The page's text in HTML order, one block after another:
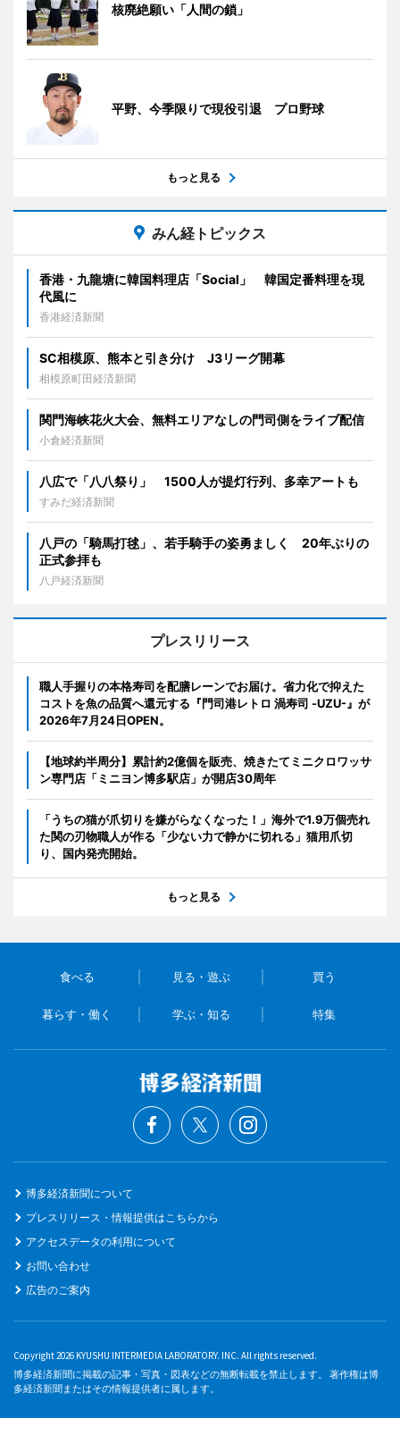
核廃絶願い「人間の鎖」
平野、今季限りで現役引退 プロ野球
もっと見る
みん経トピックス
香港・九龍塘に韓国料理店「Social」 韓国定番料理を現
代風に
香港経済新聞
SC相模原、熊本と引き分け J3リーグ開幕
相模原町田経済新聞
関門海峡花火大会、無料エリアなしの門司側をライブ配信
小倉経済新聞
八広で「八八祭り」 1500人が提灯行列、多幸アートも
すみだ経済新聞
八戸の「騎馬打毬」、若手騎手の姿勇ましく 20年ぶりの
正式参拝も
八戸経済新聞
プレスリリース
職人手握りの本格寿司を配膳レーンでお届け。省力化で抑えた
コストを魚の品質へ還元する『門司港レトロ 渦寿司 -UZU-』が
2026年7月24日OPEN。
【地球約半周分】累計約2億個を販売、焼きたてミニクロワッサ
ン専門店「ミニヨン博多駅店」が開店30周年
「うちの猫が爪切りを嫌がらなくなった！」海外で1.9万個売れ
た関の刃物職人が作る「少ない力で静かに切れる」猫用爪切
り、国内発売開始。
もっと見る
食べる 見る・遊ぶ 買う
暮らす・働く 学ぶ・知る 特集
博多経済新聞について
プレスリリース・情報提供はこちらから
アクセスデータの利用について
お問い合わせ
広告のご案内
Copyright 2026 KYUSHU INTERMEDIA LABORATORY. INC. All rights reserved.
博多経済新聞に掲載の記事・写真・図表などの無断転載を禁止します。 著作権は博
多経済新聞またはその情報提供者に属します。